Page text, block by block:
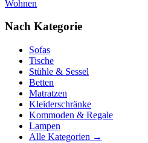
Wohnen
Nach Kategorie
Sofas
Tische
Stühle & Sessel
Betten
Matratzen
Kleiderschränke
Kommoden & Regale
Lampen
Alle Kategorien →